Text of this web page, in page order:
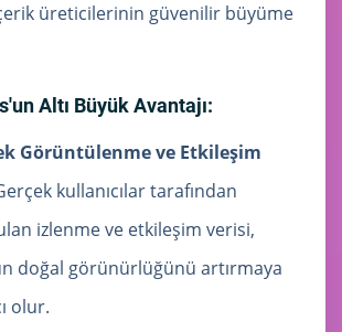
üreticilerinin güvenilir büyüme
Altı Büyük Avantajı:
Görüntülenme ve Etkileşim
kullanıcılar tarafından
izlenme ve etkileşim verisi,
doğal görünürlüğünü artırmaya
olur.